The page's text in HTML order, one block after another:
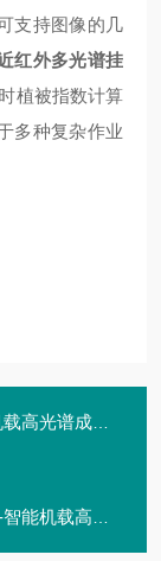
支持图像的几
红外多光谱挂
植被指数计算
多种复杂作业
谱成像系统
载高光谱系统